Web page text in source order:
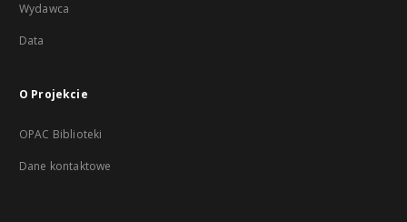
Wydawca
Data
O Projekcie
OPAC Biblioteki
Dane kontaktowe